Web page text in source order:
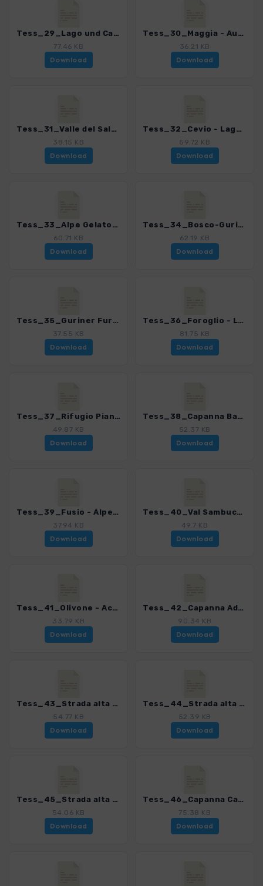
Tess_29_Lago und Cappana dAlzasca_4078_8.gpx
77.46 KB
Download
Tess_30_Maggia - Aurigeno - Gordevio_4078_8.gpx
36.21 KB
Download
Tess_31_Valle del Salto_4078_8.gpx
38.15 KB
Download
Tess_32_Cevio - Lago di Sascola_4078_8.gpx
59.72 KB
Download
Tess_33_Alpe Gelato_4078_8.gpx
60.71 KB
Download
Tess_34_Bosco-Gurin - Alpe Mater - Corino_4078_8.gpx
62.19 KB
Download
Tess_35_Guriner Furka_4078_8.gpx
37.55 KB
Download
Tess_36_Foroglio - Laghi della Crosa_4078_8.gpx
81.75 KB
Download
Tess_37_Rifugio Piano delle Creste_4078_8.gpx
49.87 KB
Download
Tess_38_Capanna Basodino - Lago di Robiei_4078_8.gpx
52.37 KB
Download
Tess_39_Fusio - Alpe Magnola_4078_8.gpx
37.94 KB
Download
Tess_40_Val Sambuco_4078_8.gpx
49.7 KB
Download
Tess_41_Olivone - Acquarossa_4078_8.gpx
33.79 KB
Download
Tess_42_Capanna Adula_4078_8.gpx
90.34 KB
Download
Tess_43_Strada alta 1_4078_8.gpx
54.77 KB
Download
Tess_44_Strada alta 2_4078_8.gpx
52.39 KB
Download
Tess_45_Strada alta 3_4078_8.gpx
54.06 KB
Download
Tess_46_Capanna Campo Tencia - Lago Tremorgio_4078_8.gpx
75.38 KB
Download